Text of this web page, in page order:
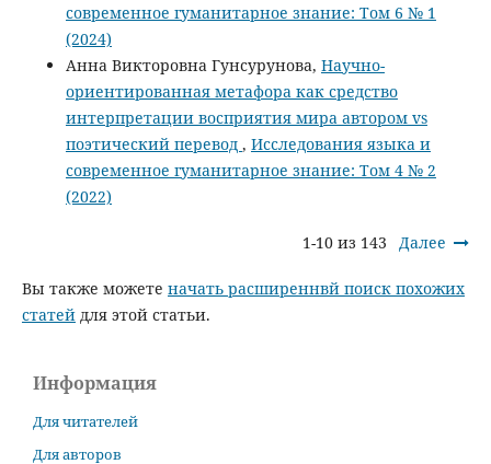
современное гуманитарное знание: Том 6 № 1
(2024)
Анна Викторовна Гунсурунова, Научно-
ориентированная метафора как средство
интерпретации восприятия мира автором vs
поэтический перевод , Исследования языка и
современное гуманитарное знание: Том 4 № 2
(2022)
1-10 из 143 Далее
Вы также можете начать расширеннвй поиск похожих
статейдля этой статьи.
Информация
Для читателей
Для авторов